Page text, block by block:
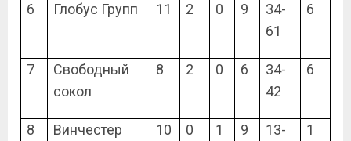
6 Глобус Групп 11 2 0 9
34-
61
6
7
Свободный
сокол
8 2 0 6
34-
42
6
8 Винчестер 10 0 1 9
13-
1